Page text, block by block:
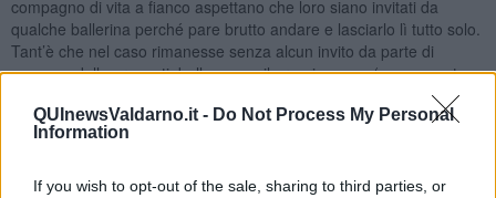
QUInewsValdarno.it - Do Not Process My Personal
Information
If you wish to opt-out of the sale, sharing to third parties, or
compagno di vita a fianco aspettano che loro siano invitati da
qualche ballerina perché pare brutto andare e lasciarlo lì tutto solo.
Tant’è che nel caso rimanesse senza alcun invito da parte di
nessuna delle presenti, ballano con il proprio uomo (con un certo
disappunto, secondo me). Alcune prese dall’emozione e dalla
timidezza non invitano alcun maschio mentre altre non hanno
occhio nello scegliere e magari pescano il principiante più assoluto
commesso per l’intera durata della tanda.